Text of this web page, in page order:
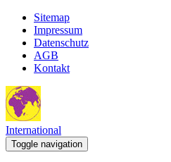
Sitemap
Impressum
Datenschutz
AGB
Kontakt
International
Toggle navigation